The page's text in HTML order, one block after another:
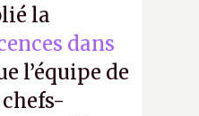
la
dans
l’équipe de